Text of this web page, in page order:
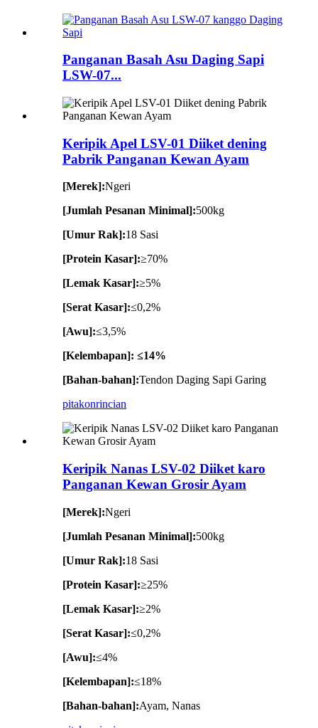
Panganan Basah Asu Daging Sapi
LSW-07...
Keripik Apel LSV-01 Diiket dening
Pabrik Panganan Kewan Ayam
[Merek]:Ngeri
[Jumlah Pesanan Minimal]:500kg
[Umur Rak]:18 Sasi
[Protein Kasar]:≥70%
[Lemak Kasar]:≥5%
[Serat Kasar]:≤0,2%
[Awu]:≤3,5%
[Kelembapan]: ≤14%
[Bahan-bahan]:Tendon Daging Sapi Garing
pitakonrincian
Keripik Nanas LSV-02 Diiket karo
Panganan Kewan Grosir Ayam
[Merek]:Ngeri
[Jumlah Pesanan Minimal]:500kg
[Umur Rak]:18 Sasi
[Protein Kasar]:≥25%
[Lemak Kasar]:≥2%
[Serat Kasar]:≤0,2%
[Awu]:≤4%
[Kelembapan]:≤18%
[Bahan-bahan]:Ayam, Nanas